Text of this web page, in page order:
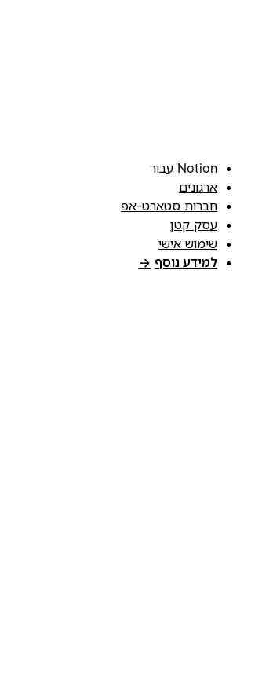
Notion עבור
ארגונים
חברות סטארט-אפ
עסק קטן
שימוש אישי
למידע נוסף →